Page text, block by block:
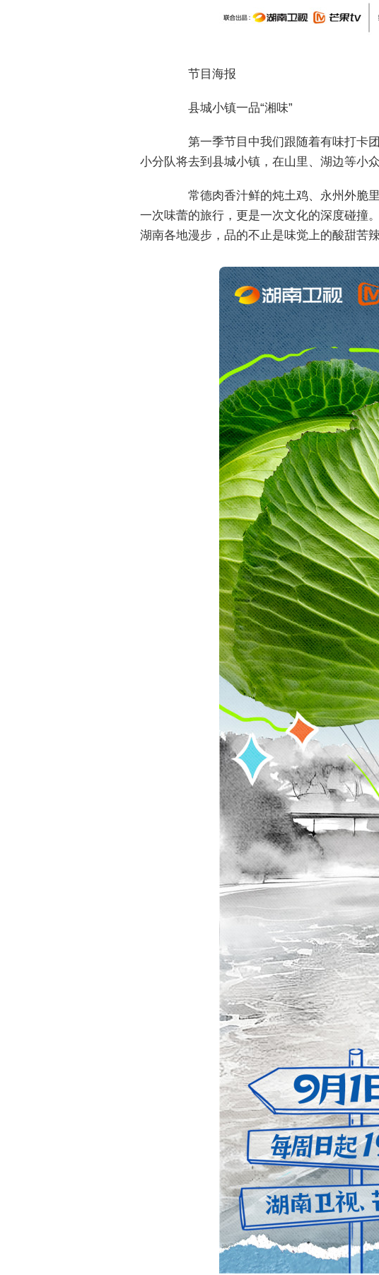
节目海报
县城小镇一品“湘味”
第一季节目中我们跟随着有味打卡团
小分队将去到县城小镇，在山里、湖边等小
常德肉香汁鲜的炖土鸡、永州外脆里
一次味蕾的旅行，更是一次文化的深度碰撞
湖南各地漫步，品的不止是味觉上的酸甜苦